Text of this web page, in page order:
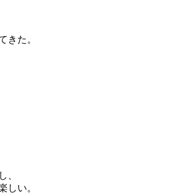
きた。
、
しい。